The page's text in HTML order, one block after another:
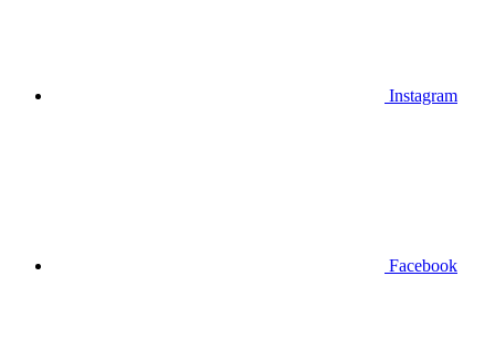
Instagram
Facebook